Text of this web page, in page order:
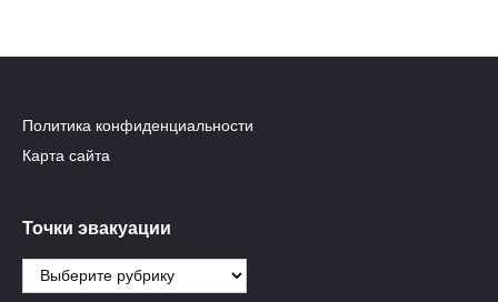
Политика конфиденциальности
Карта сайта
Точки эвакуации
Точки
эвакуации